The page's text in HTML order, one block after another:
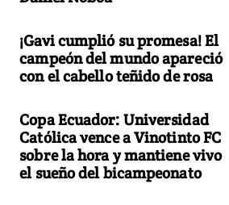
¡Gavi cumplió su promesa! El
campeón del mundo apareció
con el cabello teñido de rosa
Copa Ecuador: Universidad
Católica vence a Vinotinto FC
sobre la hora y mantiene vivo
el sueño del bicampeonato